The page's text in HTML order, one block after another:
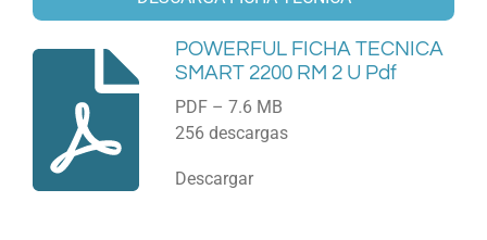
POWERFUL FICHA TECNICA
SMART 2200 RM 2 U Pdf
PDF – 7.6 MB
256 descargas
Descargar